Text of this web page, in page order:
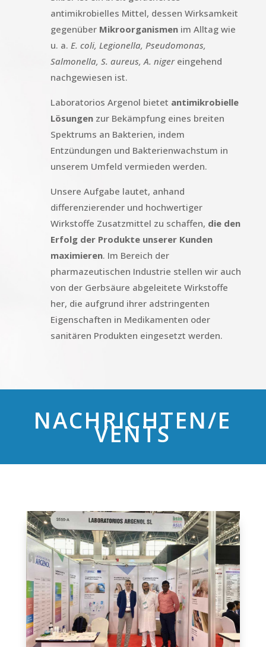
antimikrobielles Mittel, dessen Wirksamkeit
gegenüber Mikroorganismen im Alltag wie
u. a.E. coli, Legionella, Pseudomonas,
Salmonella, S. aureus, A. nigereingehend
nachgewiesen ist.
Laboratorios Argenol bietet antimikrobielle
Lösungen zur Bekämpfung eines breiten
Spektrums an Bakterien, indem
Entzündungen und Bakterienwachstum in
unserem Umfeld vermieden werden.
Unsere Aufgabe lautet, anhand
differenzierender und hochwertiger
Wirkstoffe Zusatzmittel zu schaffen, die den
Erfolg der Produkte unserer Kunden
maximieren. Im Bereich der
pharmazeutischen Industrie stellen wir auch
von der Gerbsäure abgeleitete Wirkstoffe
her, die aufgrund ihrer adstringenten
Eigenschaften in Medikamenten oder
sanitären Produkten eingesetzt werden.
NACHRICHTEN/E
VENTS